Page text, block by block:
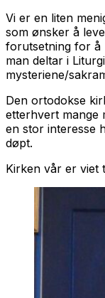
Vi er en liten
som ønsker å
forutsetning for å
man deltar i
mysteriene/
Den ortodokse
etterhvert mange
en stor interesse
døpt.
Kirken vår er viet